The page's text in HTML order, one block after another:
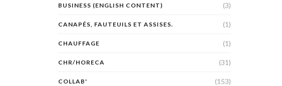
BUSINESS (ENGLISH CONTENT) (3)
CANAPÉS, FAUTEUILS ET ASSISES. (1)
CHAUFFAGE (1)
CHR/HORECA (31)
COLLAB' (153)